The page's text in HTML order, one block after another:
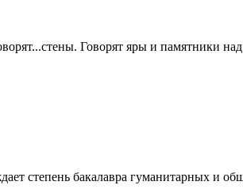
Говорят яры и памятники
степень бакалавра гуманитарных и